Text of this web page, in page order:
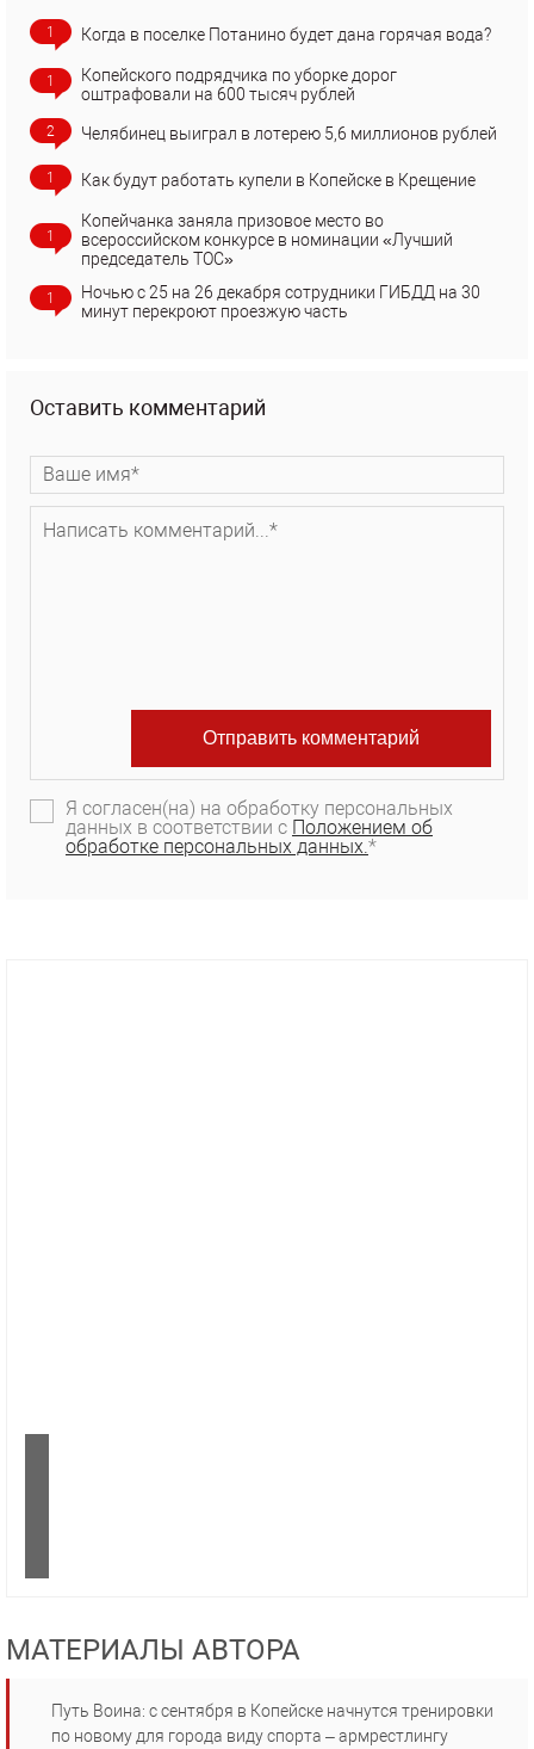
1 Когда в поселке Потанино будет дана горячая вода?
1
Копейского подрядчика по уборке дорог
оштрафовали на 600 тысяч рублей
2 Челябинец выиграл в лотерею 5,6 миллионов рублей
1 Как будут работать купели в Копейске в Крещение
1
Копейчанка заняла призовое место во
всероссийском конкурсе в номинации «Лучший
председатель ТОС»
1
Ночью с 25 на 26 декабря сотрудники ГИБДД на 30
минут перекроют проезжую часть
Оставить комментарий
Я согласен(на) на обработку персональных
данных в соответствии с Положением об
обработке персональных данных. *
МАТЕРИАЛЫ АВТОРА
Путь Воина: с сентября в Копейске начнутся тренировки
по новому для города виду спорта – армрестлингу